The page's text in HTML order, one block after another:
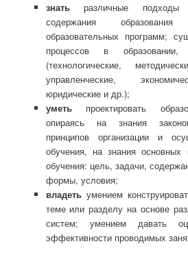
знатьразличные подходы
содержания
образовательных программ;
процессов в
(технологические,
управленческие,
юридические и др.);
уметьпроектировать
опираясь на знания
принципов организации и
обучения, на знания основных
обучения: цель, задачи,
формы, условия;
владетьумением
теме или разделу на основе
систем; умением давать
эффективности проводимых